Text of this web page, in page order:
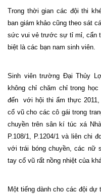
Trong thời gian các đội thi
ban giám khảo cũng theo sát
sức vui vẻ trước sự tỉ mỉ, cẩn
biệt là các bạn nam sinh viên.
Sinh viên trường Đại Thủy
không chỉ chăm chỉ trong
đến
với hội thi ẩm thực
cổ vũ cho các cô gái trong
chuyền trên sân kí túc xá
P.108/1, P.1204/1 và liên chi
với trái bóng chuyền, các nữ
tay cổ vũ rất nồng nhiệt của
Một tiếng dành cho các đội dự